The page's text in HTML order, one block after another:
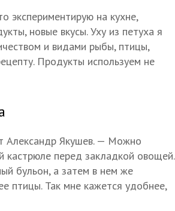
экспериментирую на кухне,
новые вкусы. Уху из петуха я
и видами рыбы, птицы,
Продукты используем не
Александр Якушев. — Можно
кастрюле перед закладкой овощей.
бульон, а затем в нем же
птицы. Так мне кажется удобнее,